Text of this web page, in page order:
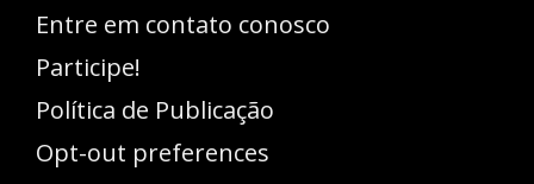
Entre em contato conosco
Participe!
Política de Publicação
Opt-out preferences